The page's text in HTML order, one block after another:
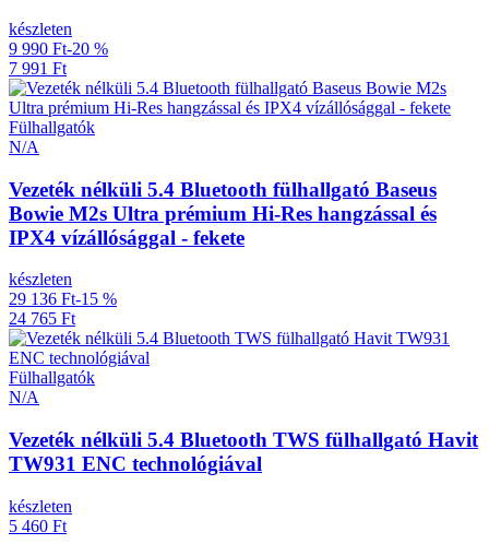
készleten
9 990 Ft-20 %
7 991 Ft
Fülhallgatók
N/A
Vezeték nélküli 5.4 Bluetooth fülhallgató Baseus
Bowie M2s Ultra prémium Hi-Res hangzással és
IPX4 vízállósággal - fekete
készleten
29 136 Ft-15 %
24 765 Ft
Fülhallgatók
N/A
Vezeték nélküli 5.4 Bluetooth TWS fülhallgató Havit
TW931 ENC technológiával
készleten
5 460 Ft